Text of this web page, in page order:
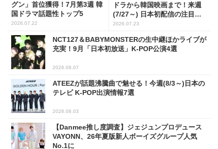
グン」首位獲得！7月第3週 韓
国ドラマ話題性トップ5
2026.07.22
ドラから韓国映画まで！来週
(7/27～) 日本初配信の注目作3
選
2026.07.23
NCT127＆BABYMONSTERの生中継ほかライブが
充実！9月「日本初放送」K-POP公演4選
2026.08.07
ATEEZが話題沸騰曲で魅せる！今週(8/3～)日本の
テレビ K-POP出演情報7選
2026.08.03
【Danmee推し度調査】ジェジュンプロデュース
VAYONN、26年夏版新人ボーイズグループ人気
No.1に